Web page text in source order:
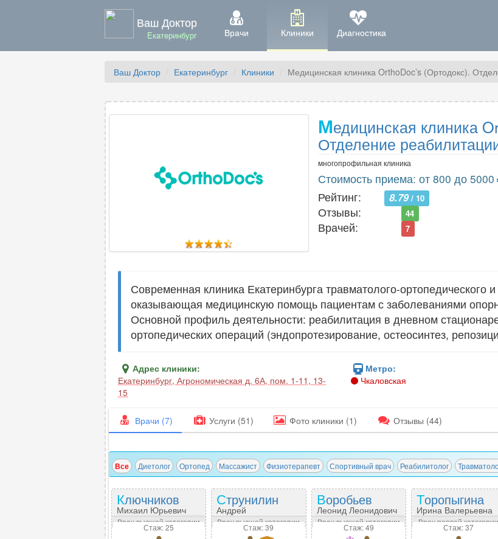
Ваш Доктор
Екатеринбург Врачи Клиники Диагностика
Ваш Доктор Екатеринбург Клиники Медицинская клиника OrthoDoc’s (Ортодокс).
Медицинская клиника
Отделение
многопрофильная клиника
Стоимость приема: от 800 до 5000
Рейтинг:
8.79/ 10
Отзывы: 44
Врачей: 7
Современная клиника Екатеринбурга травматолого-ортопедического
оказывающая медицинскую помощь пациентам с заболеваниями
Основной профиль деятельности: реабилитация в дневном
ортопедических операций (эндопротезирование, остеосинтез,
Адрес клиники:
Екатеринбург, Агрономическая д. 6А, пом. 1-11, 13-
15
Метро:
Чкаловская
Врачи (7) Услуги (51) Фото клиники (1) Отзывы (44)
Все Диетолог Ортопед Массажист Физиотерапевт Спортивный врач Реабилитолог
Ключников
Михаил Юрьевич
Врач высшей категории
Стаж: 25
Струнилин
Андрей
Владимирович
Врач высшей категории
Стаж: 39
Воробьев
Леонид Леонидович
Врач высшей категории
Стаж: 49
Торопыгина
Ирина Валерьевна
Врач первой категории
Стаж: 37